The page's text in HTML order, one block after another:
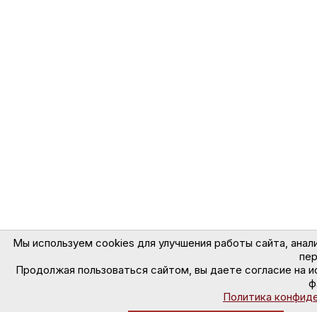
Мы используем cookies для улучшения работы сайта,
Продолжая пользоваться сайтом, вы даете согласие на
Политика